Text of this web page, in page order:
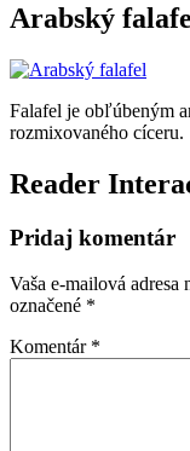
Arabský
Falafel je obľúbeným
rozmixovaného cíceru.
Reader
Pridaj komentár
Vaša e-mailová adresa
označené *
Komentár *